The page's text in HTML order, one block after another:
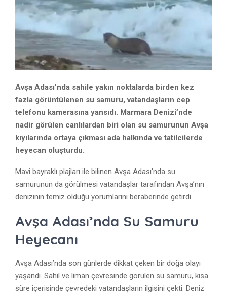
Avşa Adası’nda sahile yakın noktalarda birden kez
fazla görüntülenen su samuru, vatandaşların cep
telefonu kamerasına yansıdı. Marmara Denizi’nde
nadir görülen canlılardan biri olan su samurunun Avşa
kıyılarında ortaya çıkması ada halkında ve tatilcilerde
heyecan oluşturdu.
Mavi bayraklı plajları ile bilinen Avşa Adası’nda su
samurunun da görülmesi vatandaşlar tarafından Avşa’nın
denizinin temiz olduğu yorumlarını beraberinde getirdi.
Avşa Adası’nda Su Samuru
Heyecanı
Avşa Adası’nda son günlerde dikkat çeken bir doğa olayı
yaşandı. Sahil ve liman çevresinde görülen su samuru, kısa
süre içerisinde çevredeki vatandaşların ilgisini çekti. Deniz